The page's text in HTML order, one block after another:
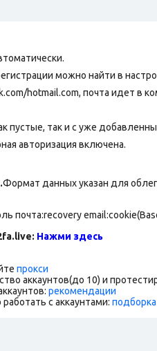
можно найти в
hotmail.com, почта идет в
пустые, так и с уже
авторизация включена.
Формат данных указан для
почта:recovery
Нажми здесь
прокси
аккаунтов(до 10) и
рекомендации
с аккаунтами: подборка